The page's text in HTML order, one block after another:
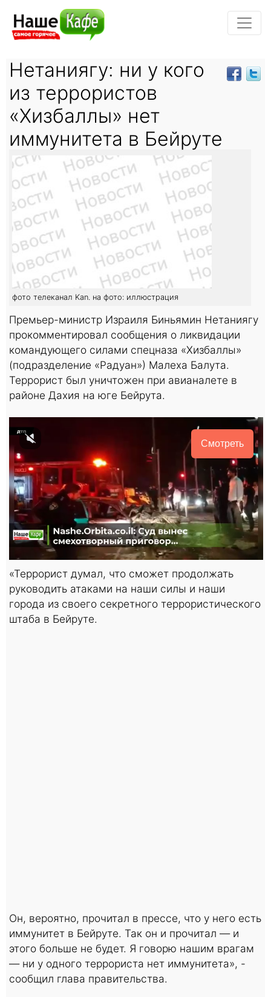
Нетаниягу: ни у кого
из террористов
«Хизбаллы» нет
иммунитета в Бейруте
фото телеканал Kan. на фото: иллюстрация
Премьер-министр Израиля Биньямин Нетаниягу
прокомментировал сообщения о ликвидации
командующего силами спецназа «Хизбаллы»
(подразделение «Радуан») Малеха Балута.
Террорист был уничтожен при авианалете в
районе Дахия на юге Бейрута.
Смотреть
«Террорист думал, что сможет продолжать
руководить атаками на наши силы и наши
города из своего секретного террористического
штаба в Бейруте.
Он, вероятно, прочитал в прессе, что у него есть
иммунитет в Бейруте. Так он и прочитал — и
этого больше не будет. Я говорю нашим врагам
— ни у одного террориста нет иммунитета», -
сообщил глава правительства.